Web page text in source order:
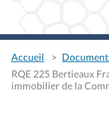
Accueil
RQE 225 Bertieaux
immobilier de la